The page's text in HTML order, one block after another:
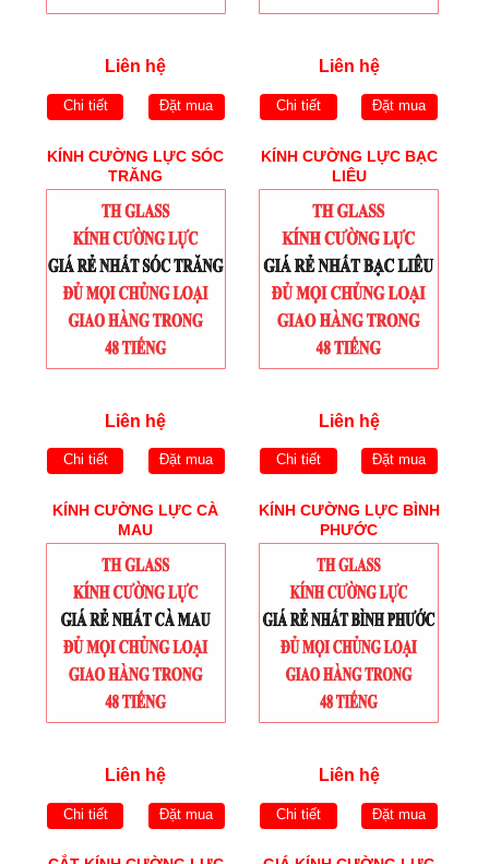
Liên hệ
Chi tiết Đặt mua
Liên hệ
Chi tiết Đặt mua
KÍNH CƯỜNG LỰC SÓC
TRĂNG
Liên hệ
Chi tiết Đặt mua
KÍNH CƯỜNG LỰC BẠC
LIÊU
Liên hệ
Chi tiết Đặt mua
KÍNH CƯỜNG LỰC CÀ
MAU
Liên hệ
Chi tiết Đặt mua
KÍNH CƯỜNG LỰC BÌNH
PHƯỚC
Liên hệ
Chi tiết Đặt mua